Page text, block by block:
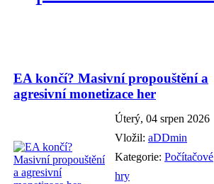
EA končí? Masivní propouštění a
agresivní monetizace her
Úterý, 04 srpen 2026
Vložil: aDDmin
Kategorie: Počítačové
hry